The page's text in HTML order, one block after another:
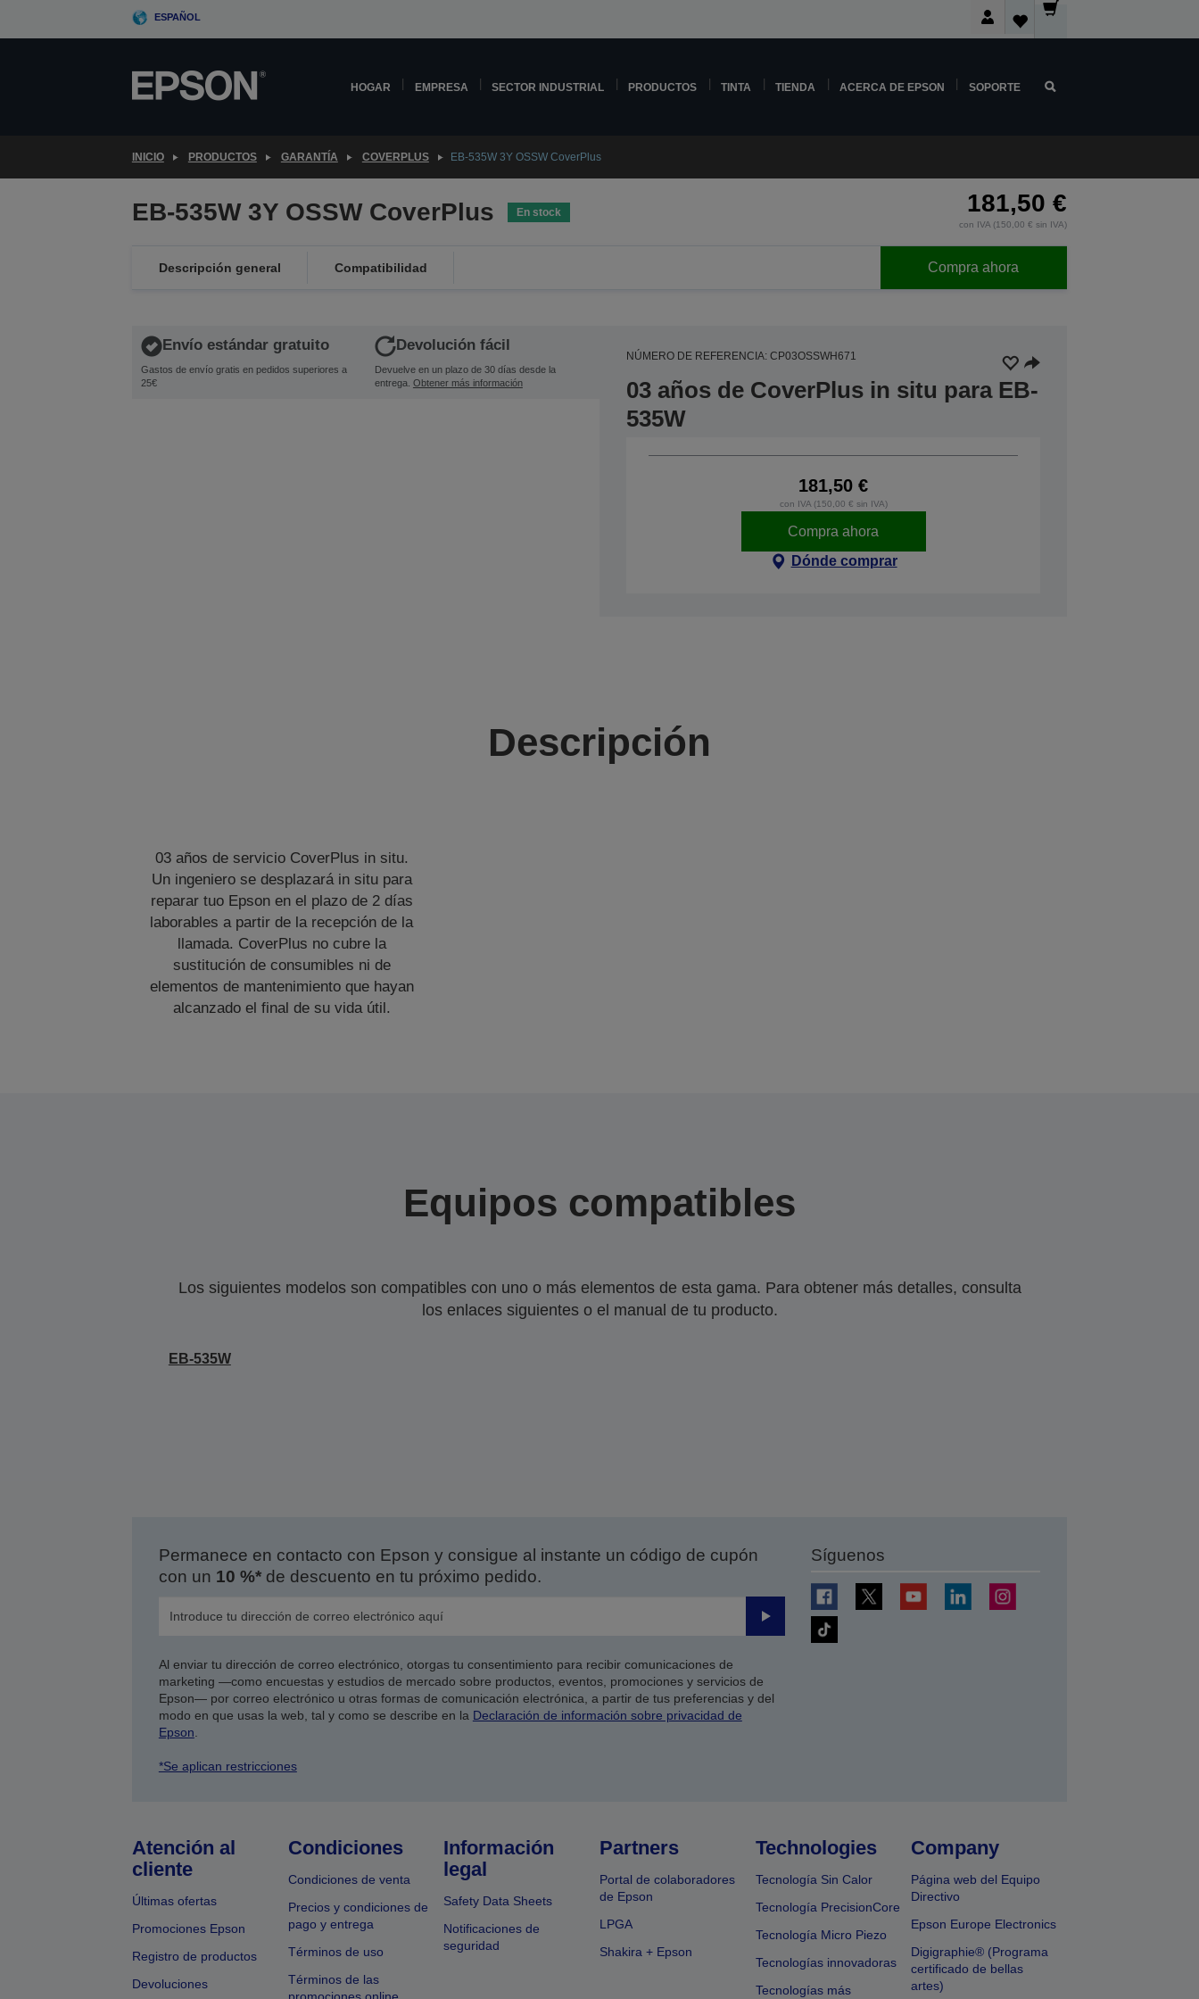
ESPAÑOL
HOGAR EMPRESA SECTOR INDUSTRIAL PRODUCTOS TINTA TIENDA ACERCA DE EPSON SOPORTE
INICIO PRODUCTOS GARANTÍA COVERPLUS EB-535W 3Y OSSW CoverPlus
EB-535W 3Y OSSW CoverPlus En stock 181,50 €
con IVA (150,00 € sin IVA)
Descripción general Compatibilidad Compra ahora
Envío estándar gratuito
Gastos de envío gratis en pedidos superiores a
25€
Devolución fácil
Devuelve en un plazo de 30 días desde la
entrega. Obtener más información
NÚMERO DE REFERENCIA: CP03OSSWH671
03 años de CoverPlus in situ para EB-
535W
181,50 €
con IVA (150,00 € sin IVA)
Compra ahora
Dónde comprar
Descripción
03 años de servicio CoverPlus in situ.
Un ingeniero se desplazará in situ para
reparar tuo Epson en el plazo de 2 días
laborables a partir de la recepción de la
llamada. CoverPlus no cubre la
sustitución de consumibles ni de
elementos de mantenimiento que hayan
alcanzado el final de su vida útil.
Equipos compatibles
Los siguientes modelos son compatibles con uno o más elementos de esta gama. Para obtener más detalles, consulta
los enlaces siguientes o el manual de tu producto.
EB-535W
Permanece en contacto con Epson y consigue al instante un código de cupón
con un 10 %*de descuento en tu próximo pedido.
Enviar
Al enviar tu dirección de correo electrónico, otorgas tu consentimiento para recibir comunicaciones de
marketing —como encuestas y estudios de mercado sobre productos, eventos, promociones y servicios de
Epson— por correo electrónico u otras formas de comunicación electrónica, a partir de tus preferencias y del
modo en que usas la web, tal y como se describe en la Declaración de información sobre privacidad de
Epson
*Se aplican restricciones
Síguenos
Atención al
cliente
Últimas ofertas
Promociones Epson
Registro de productos
Devoluciones
Condiciones
Condiciones de venta
Precios y condiciones de
pago y entrega
Términos de uso
Términos de las
Información
legal
Safety Data Sheets
Notificaciones de
seguridad
Partners
Portal de colaboradores
de Epson
LPGA
Shakira + Epson
Technologies
Tecnología Sin Calor
Tecnología PrecisionCore
Tecnología Micro Piezo
Tecnologías innovadoras
Tecnologías más
Company
Página web del Equipo
Directivo
Epson Europe Electronics
Digigraphie® (Programa
certificado de bellas
artes)